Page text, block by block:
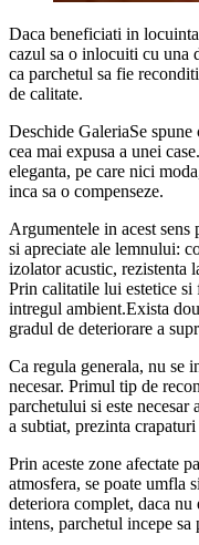
Daca beneficiati in
cazul sa o inlocuiti cu una
ca parchetul sa fie
de calitate.
Deschide GaleriaSe
cea mai expusa a unei
eleganta, pe care nici
inca sa o compenseze.
Argumentele in acest sens
si apreciate ale lemnului:
izolator acustic, rezistenta
Prin calitatile lui estetice
intregul ambient.Exista
gradul de deteriorare a
Ca regula generala, nu se
necesar. Primul tip de
parchetului si este necesar
a subtiat, prezinta crapaturi
Prin aceste zone afectate
atmosfera, se poate umfla
deteriora complet, daca
intens, parchetul incepe sa